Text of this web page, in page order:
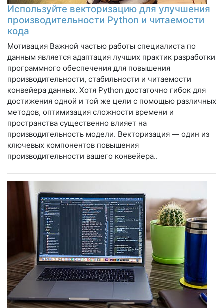
Используйте векторизацию для улучшения
производительности Python и читаемости
кода
Мотивация Важной частью работы специалиста по
данным является адаптация лучших практик разработки
программного обеспечения для повышения
производительности, стабильности и читаемости
конвейера данных. Хотя Python достаточно гибок для
достижения одной и той же цели с помощью различных
методов, оптимизация сложности времени и
пространства существенно влияет на
производительность модели. Векторизация — один из
ключевых компонентов повышения
производительности вашего конвейера..